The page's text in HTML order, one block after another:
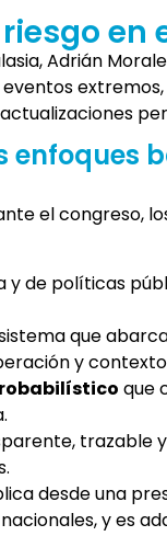
Adrián
enfoques
el congreso,
y de políticas
que
y
que
trazable
desde una
y es